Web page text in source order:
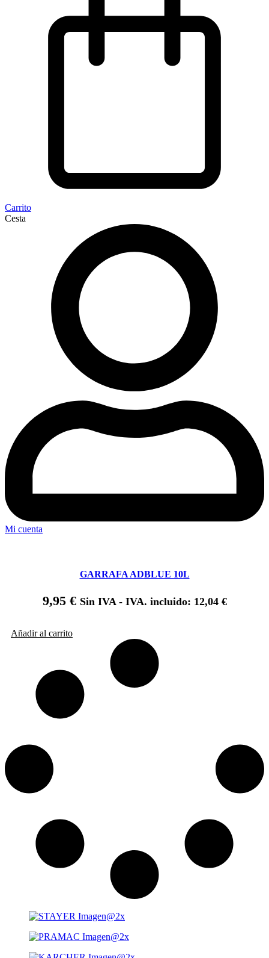
Carrito
Cesta
Mi cuenta
GARRAFA ADBLUE 10L
9,95 € Sin IVA - IVA. incluido: 12,04 €
Añadir al carrito